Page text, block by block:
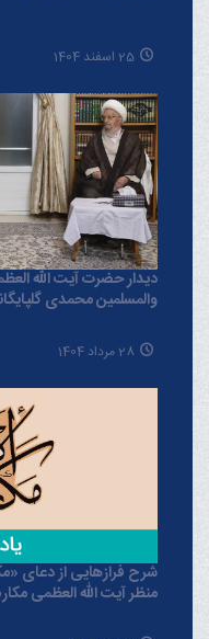
25 اسفند 1404
دیدار حضرت آیت الله
والمسلمین محمدی
28 مرداد 1404
شرح فرازهایی از دعای
منظر آیت الله العظمی